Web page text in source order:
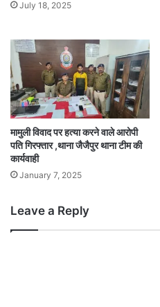
July 18, 2025
मामुली विवाद पर हत्या करने वाले आरोपी
पति गिरफ्तार ,थाना जैजैपुर थाना टीम की
कार्यवाही
January 7, 2025
Leave a Reply